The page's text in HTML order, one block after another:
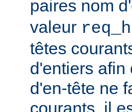
paires nom
valeur
têtes
d'entiers afin
d'en-tête ne
courants, il